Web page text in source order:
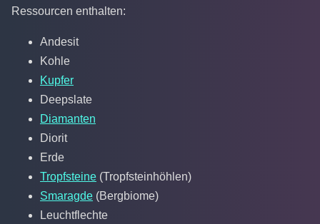
Ressourcen enthalten:
Andesit
Kohle
Kupfer
Deepslate
Diamanten
Diorit
Erde
Tropfsteine (Tropfsteinhöhlen)
Smaragde (Bergbiome)
Leuchtflechte